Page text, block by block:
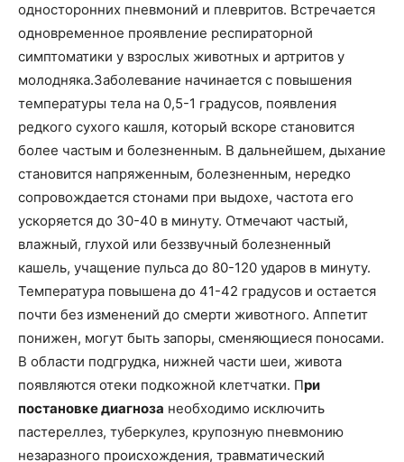
односторонних пневмоний и плевритов. Встречается
одновременное проявление респираторной
симптоматики у взрослых животных и артритов у
молодняка.Заболевание начинается с повышения
температуры тела на 0,5-1 градусов, появления
редкого сухого кашля, который вскоре становится
более частым и болезненным. В дальнейшем, дыхание
становится напряженным, болезненным, нередко
сопровождается стонами при выдохе, частота его
ускоряется до 30-40 в минуту. Отмечают частый,
влажный, глухой или беззвучный болезненный
кашель, учащение пульса до 80-120 ударов в минуту.
Температура повышена до 41-42 градусов и остается
почти без изменений до смерти животного. Аппетит
понижен, могут быть запоры, сменяющиеся поносами.
В области подгрудка, нижней части шеи, живота
появляются отеки подкожной клетчатки. При
постановкедиагноза необходимо исключить
пастереллез, туберкулез, крупозную пневмонию
незаразного происхождения, травматический